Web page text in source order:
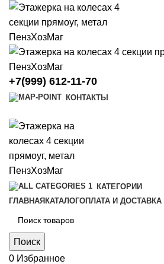
+7(999) 612-11-70
КОНТАКТЫ
КАТЕГОРИИ
ГЛАВНАЯ КАТАЛОГОПЛАТА И ДОСТАВКА
Поиск
0 Избранное